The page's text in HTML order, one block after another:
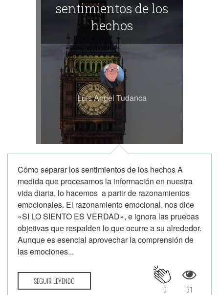
sentimientos de los
hechos
Luis Angel Tudanca
Cómo separar los sentimientos de los hechos A
medida que procesamos la información en nuestra
vida diaria, lo hacemos a partir de razonamientos
emocionales. El razonamiento emocional, nos dice
«SI LO SIENTO ES VERDAD», e ignora las pruebas
objetivas que respalden lo que ocurre a su alrededor.
Aunque es esencial aprovechar la comprensión de
las emociones...
SEGUIR LEYENDO
31
0